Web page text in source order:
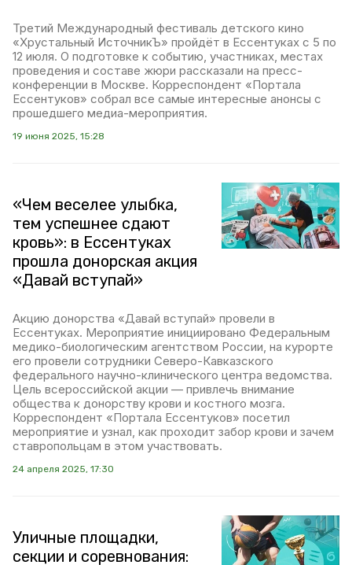
Третий Международный фестиваль детского кино
«Хрустальный ИсточникЪ» пройдёт в Ессентуках с 5 по
12 июля. О подготовке к событию, участниках, местах
проведения и составе жюри рассказали на пресс-
конференции в Москве. Корреспондент «Портала
Ессентуков» собрал все самые интересные анонсы с
прошедшего медиа-мероприятия.
19 июня 2025, 15:28
«Чем веселее улыбка,
тем успешнее сдают
кровь»: в Ессентуках
прошла донорская акция
«Давай вступай»
Акцию донорства «Давай вступай» провели в
Ессентуках. Мероприятие инициировано Федеральным
медико-биологическим агентством России, на курорте
его провели сотрудники Северо-Кавказского
федерального научно-клинического центра ведомства.
Цель всероссийской акции — привлечь внимание
общества к донорству крови и костного мозга.
Корреспондент «Портала Ессентуков» посетил
мероприятие и узнал, как проходит забор крови и зачем
ставропольцам в этом участвовать.
24 апреля 2025, 17:30
Уличные площадки,
секции и соревнования: